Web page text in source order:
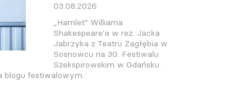
03.08.2026
„Hamlet” Williama
Shakespeare'a w reż. Jacka
Jabrzyka z Teatru Zagłębia w
Sosnowcu na 30. Festiwalu
Szekspirowskim w Gdańsku.
blogu festiwalowym.